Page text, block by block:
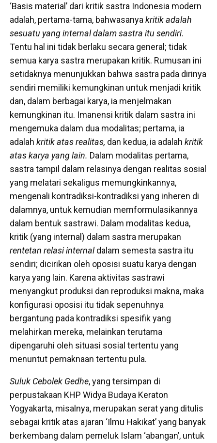
‘Basis material’ dari kritik sastra Indonesia modern
adalah, pertama-tama, bahwasanya kritik adalah
sesuatu yang internal dalam sastra itu sendiri.
Tentu hal ini tidak berlaku secara general; tidak
semua karya sastra merupakan kritik. Rumusan ini
setidaknya menunjukkan bahwa sastra pada dirinya
sendiri memiliki kemungkinan untuk menjadi kritik
dan, dalam berbagai karya, ia menjelmakan
kemungkinan itu. Imanensi kritik dalam sastra ini
mengemuka dalam dua modalitas; pertama, ia
adalah kritik atas realitas, dan kedua, ia adalah kritik
atas karya yang lain. Dalam modalitas pertama,
sastra tampil dalam relasinya dengan realitas sosial
yang melatari sekaligus memungkinkannya,
mengenali kontradiksi-kontradiksi yang inheren di
dalamnya, untuk kemudian memformulasikannya
dalam bentuk sastrawi. Dalam modalitas kedua,
kritik (yang internal) dalam sastra merupakan
rentetan relasi internaldalam semesta sastra itu
sendiri; dicirikan oleh oposisi suatu karya dengan
karya yang lain. Karena aktivitas sastrawi
menyangkut produksi dan reproduksi makna, maka
konfigurasi oposisi itu tidak sepenuhnya
bergantung pada kontradiksi spesifik yang
melahirkan mereka, melainkan terutama
dipengaruhi oleh situasi sosial tertentu yang
menuntut pemaknaan tertentu pula.
Suluk Cebolek Gedhe, yang tersimpan di
perpustakaan KHP Widya Budaya Keraton
Yogyakarta, misalnya, merupakan serat yang ditulis
sebagai kritik atas ajaran ‘Ilmu Hakikat’ yang banyak
berkembang dalam pemeluk Islam ‘abangan’, untuk